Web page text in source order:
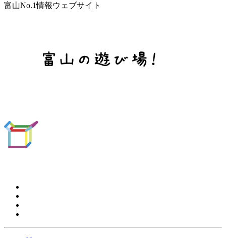
富山No.1情報ウェブサイト